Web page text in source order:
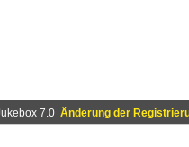
7.0 Änderung der